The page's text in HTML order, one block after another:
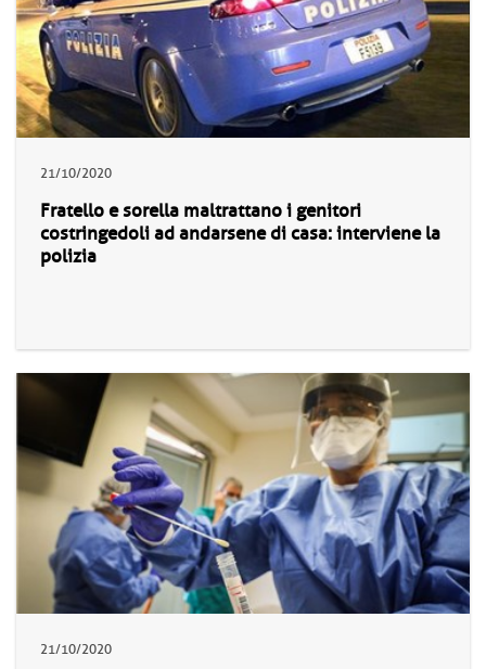
21/10/2020
Fratello e sorella maltrattano i genitori
costringedoli ad andarsene di casa: interviene la
polizia
21/10/2020